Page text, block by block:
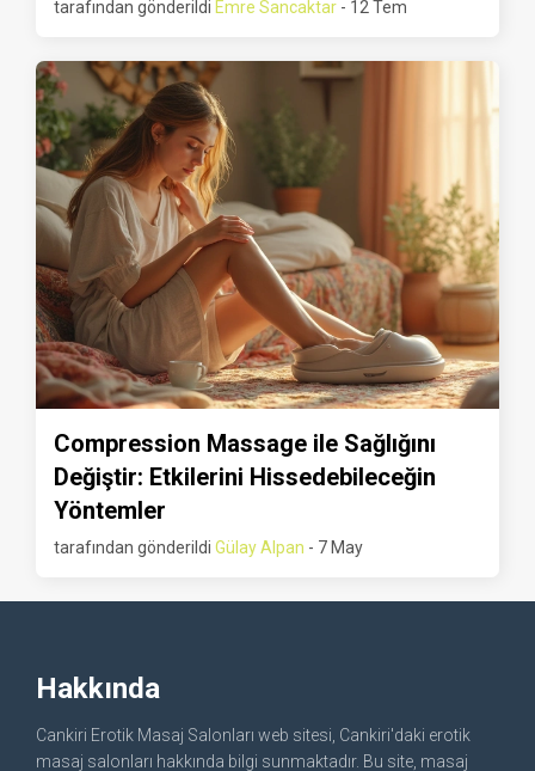
tarafından gönderildi Emre Sancaktar - 12 Tem
Compression Massage ile Sağlığını
Değiştir: Etkilerini Hissedebileceğin
Yöntemler
tarafından gönderildi Gülay Alpan - 7 May
Hakkında
Cankiri Erotik Masaj Salonları web sitesi, Cankiri'daki erotik
masaj salonları hakkında bilgi sunmaktadır. Bu site, masaj